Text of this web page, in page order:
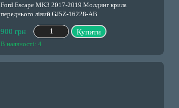
Ford Escape MK3 2017-2019 Молдинг крила
переднього лівий GJ5Z-16228-AB
900 грн Купити
В наявності: 4